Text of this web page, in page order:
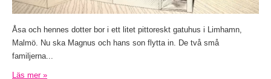
Åsa och hennes dotter bor i ett litet pittoreskt gatuhus i Limhamn,
Malmö. Nu ska Magnus och hans son flytta in. De två små
familjerna...
Läs mer »